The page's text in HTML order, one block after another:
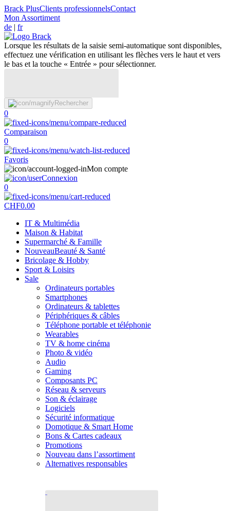
Brack PlusClients professionnelsContact
Mon Assortiment
de | fr
Lorsque les résultats de la saisie semi-automatique sont disponibles,
effectuez une vérification en utilisant les flèches vers le haut et vers
le bas et la touche « Entrée » pour sélectionner.
Rechercher
0
Comparaison
0
Favoris
Mon compte
Connexion
0
CHF0.00
IT & Multimédia
Maison & Habitat
Supermarché & Famille
NouveauBeauté & Santé
Bricolage & Hobby
Sport & Loisirs
Sale
Ordinateurs portables
Smartphones
Ordinateurs & tablettes
Périphériques & câbles
Téléphone portable et téléphonie
Wearables
TV & home cinéma
Photo & vidéo
Audio
Gaming
Composants PC
Réseau & serveurs
Son & éclairage
Logiciels
Sécurité informatique
Domotique & Smart Home
Bons & Cartes cadeaux
Promotions
Nouveau dans l’assortiment
Alternatives responsables